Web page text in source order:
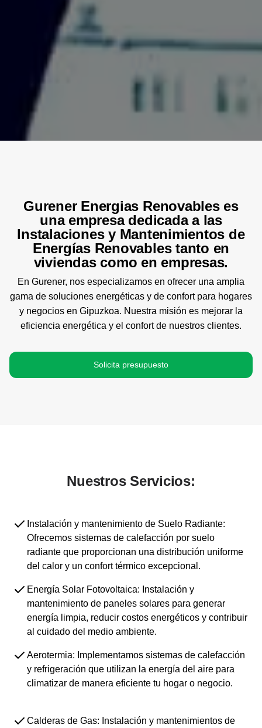
Gurener Energias Renovables es
una empresa dedicada a las
Instalaciones y Mantenimientos de
Energías Renovables tanto en
viviendas como en empresas.
En Gurener, nos especializamos en ofrecer una amplia
gama de soluciones energéticas y de confort para hogares
y negocios en Gipuzkoa. Nuestra misión es mejorar la
eficiencia energética y el confort de nuestros clientes.
Solicita presupuesto
Nuestros Servicios:
Instalación y mantenimiento de Suelo Radiante:
Ofrecemos sistemas de calefacción por suelo
radiante que proporcionan una distribución uniforme
del calor y un confort térmico excepcional.
Energía Solar Fotovoltaica: Instalación y
mantenimiento de paneles solares para generar
energía limpia, reducir costos energéticos y contribuir
al cuidado del medio ambiente.
Aerotermia: Implementamos sistemas de calefacción
y refrigeración que utilizan la energía del aire para
climatizar de manera eficiente tu hogar o negocio.
Calderas de Gas: Instalación y mantenimientos de